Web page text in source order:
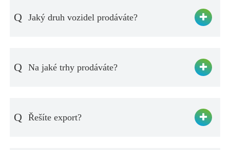
Q Jaký druh vozidel prodáváte?
Q Na jaké trhy prodáváte?
Q Řešíte export?